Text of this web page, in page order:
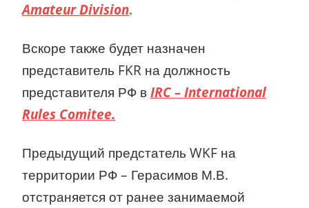
Amateur Division.
Вскоре также будет назначен
представитель FKR на должность
представителя РФ в IRC – International
Rules Comitee.
Предыдущий предстатель WKF на
территории РФ – Герасимов М.В.
отстраняется от ранее занимаемой